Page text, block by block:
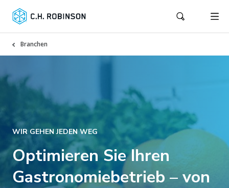
Branchen
WIR GEHEN JEDEN WEG
Optimieren Sie Ihren
Gastronomiebetrieb – von